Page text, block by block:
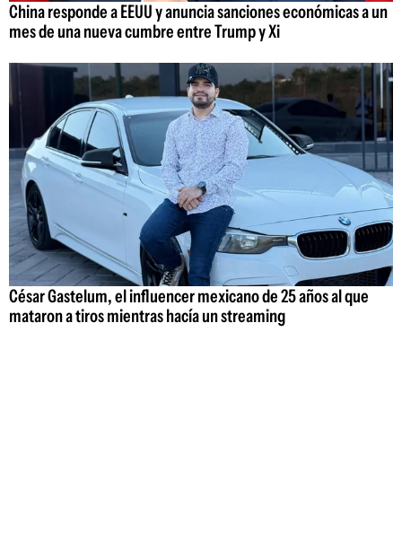
China responde a EEUU y anuncia sanciones económicas a un
mes de una nueva cumbre entre Trump y Xi
César Gastelum, el influencer mexicano de 25 años al que
mataron a tiros mientras hacía un streaming